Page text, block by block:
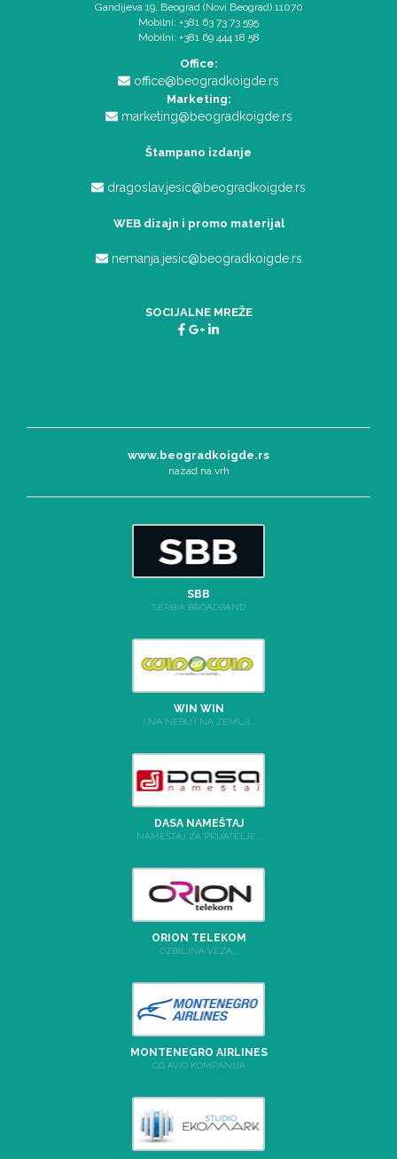
Gandijeva 19, Beograd (Novi Beograd) 11070
Mobilni: +381 63 73 73 595
Mobilni: +381 69 444 18 58
Office:
office@beogradkoigde.rs
Marketing:
marketing@beogradkoigde.rs
Štampano izdanje
dragoslav.jesic@beogradkoigde.rs
WEB dizajn i promo materijal
nemanja.jesic@beogradkoigde.rs
SOCIJALNE MREŽE
www.beogradkoigde.rs
nazad na vrh
SBB
SERBIA BROADBAND
WIN WIN
I NA NEBU I NA ZEMLJI...
DASA NAMEŠTAJ
NAMEŠTAJ ZA PRIJATELJE...
ORION TELEKOM
OZBILJNA VEZA...
MONTENEGRO AIRLINES
CG AVIO KOMPANIJA